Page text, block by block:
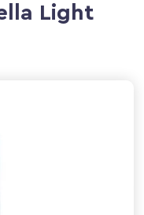
Light